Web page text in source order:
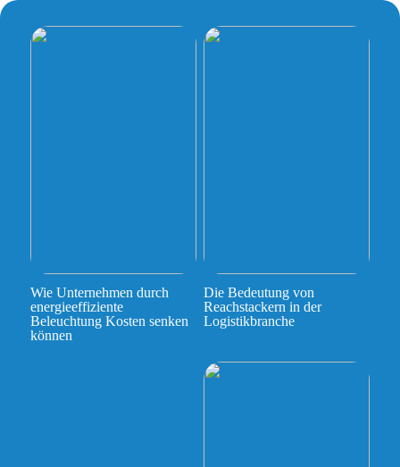
Wie Unternehmen durch
energieeffiziente
Beleuchtung Kosten senken
können
Die Bedeutung von
Reachstackern in der
Logistikbranche